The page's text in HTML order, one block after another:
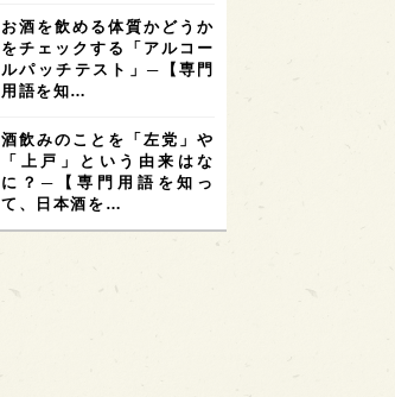
お酒を飲める体質かどうか
をチェックする「アルコー
ルパッチテスト」─【専門
用語を知…
酒飲みのことを「左党」や
「上戸」という由来はな
に？─【専門用語を知っ
て、日本酒を…